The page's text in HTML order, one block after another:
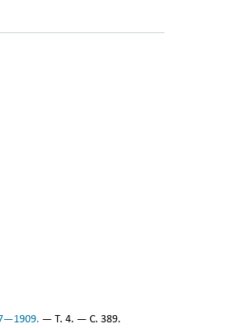
— Т. 4. — С. 389.